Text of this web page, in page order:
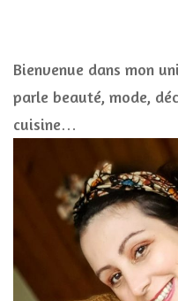
Bienvenue dans mon
parle beauté, mode,
cuisine…